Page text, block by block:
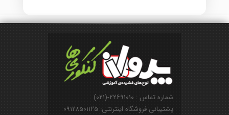
شماره تماس : ۲۲۶۹۱۰۱۰-(۰۲۱)
پشتیبانی فروشگاه اینترنتی: ۰۹۱۲۸۵۰۱۱۲۵